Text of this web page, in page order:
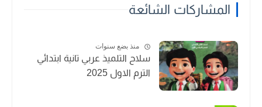
المشاركات الشائعة
منذ بضع سنوات
سلاح التلميذ عربي تانية ابتدائي
الترم الاول 2025